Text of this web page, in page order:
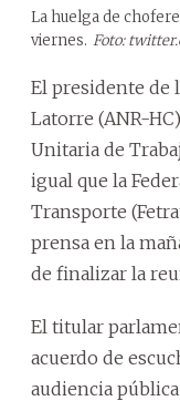
La huelga de
viernes. Foto:
El presidente de
Latorre (ANR-
Unitaria de
igual que la
Transporte
prensa en la
de finalizar la
El titular
acuerdo de
audiencia